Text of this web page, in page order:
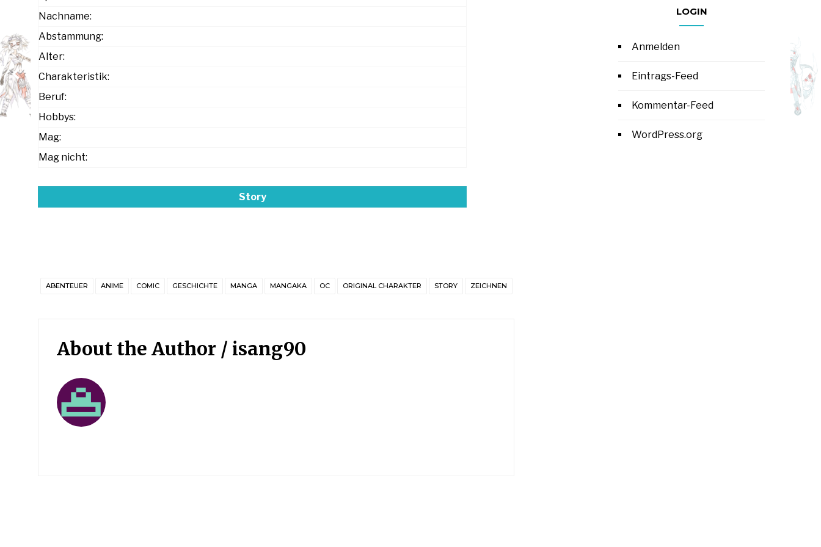
Nachname:
Abstammung:
Alter:
Charakteristik:
Beruf:
Hobbys:
Mag:
Mag nicht:
Story
ABENTEUER ANIME COMIC GESCHICHTE MANGA MANGAKA OC ORIGINAL CHARAKTER STORY ZEICHNEN
About the Author / isang90
LOGIN
Anmelden
Eintrags-Feed
Kommentar-Feed
WordPress.org